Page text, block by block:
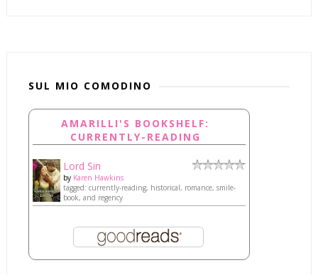
SUL MIO COMODINO
AMARILLI'S BOOKSHELF:
CURRENTLY-READING
Lord Sin
by Karen Hawkins
tagged: currently-reading, historical, romance, smile-
book, and regency